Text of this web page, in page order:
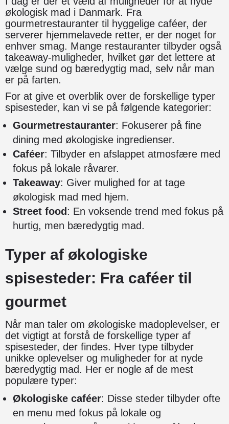
økologisk mad i Danmark. Fra
gourmetrestauranter til hyggelige caféer, der
serverer hjemmelavede retter, er der noget for
enhver smag. Mange restauranter tilbyder også
takeaway-muligheder, hvilket gør det lettere at
vælge sund og bæredygtig mad, selv når man
er på farten.
For at give et overblik over de forskellige typer
spisesteder, kan vi se på følgende kategorier:
Gourmetrestauranter: Fokuserer på fine
dining med økologiske ingredienser.
Caféer: Tilbyder en afslappet atmosfære med
fokus på lokale råvarer.
Takeaway: Giver mulighed for at tage
økologisk mad med hjem.
Street food : En voksende trend med fokus på
hurtig, men bæredygtig mad.
Typer af økologiske
spisesteder: Fra caféer til
gourmet
Når man taler om økologiske madoplevelser, er
det vigtigt at forstå de forskellige typer af
spisesteder, der findes. Hver type tilbyder
unikke oplevelser og muligheder for at nyde
bæredygtig mad. Her er nogle af de mest
populære typer:
Økologiske caféer: Disse steder tilbyder ofte
en menu med fokus på lokale og